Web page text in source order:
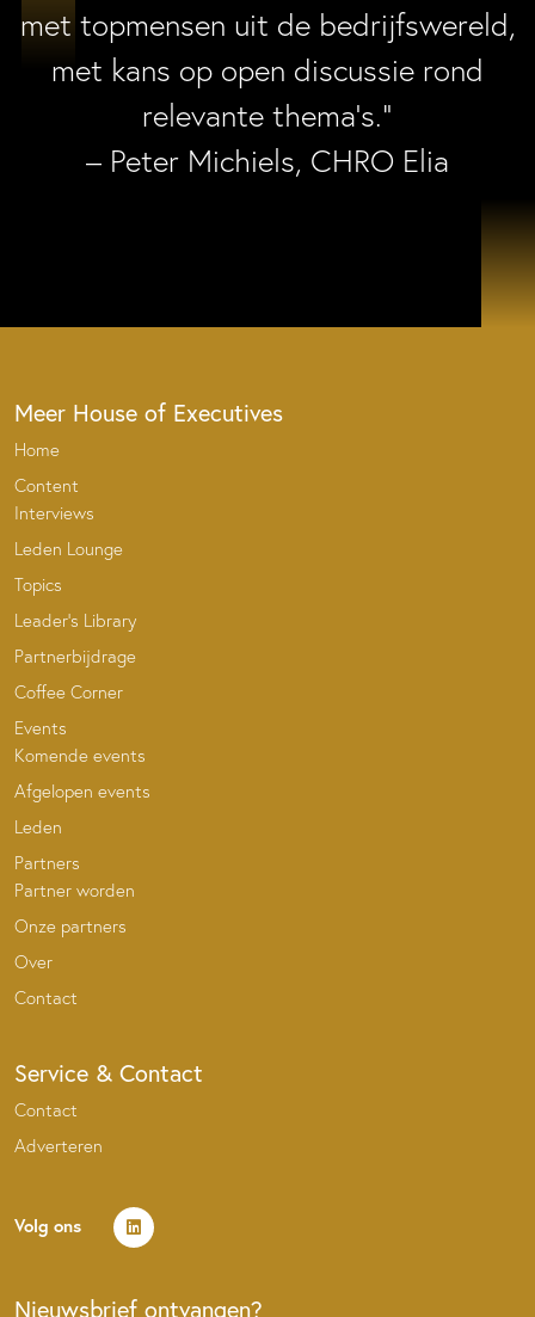
met topmensen uit de bedrijfswereld,
met kans op open discussie rond
relevante thema’s.”
– Peter Michiels, CHRO Elia
Meer House of Executives
Home
Content
Interviews
Leden Lounge
Topics
Leader’s Library
Partnerbijdrage
Coffee Corner
Events
Komende events
Afgelopen events
Leden
Partners
Partner worden
Onze partners
Over
Contact
Service & Contact
Contact
Adverteren
Volg ons
Nieuwsbrief ontvangen?